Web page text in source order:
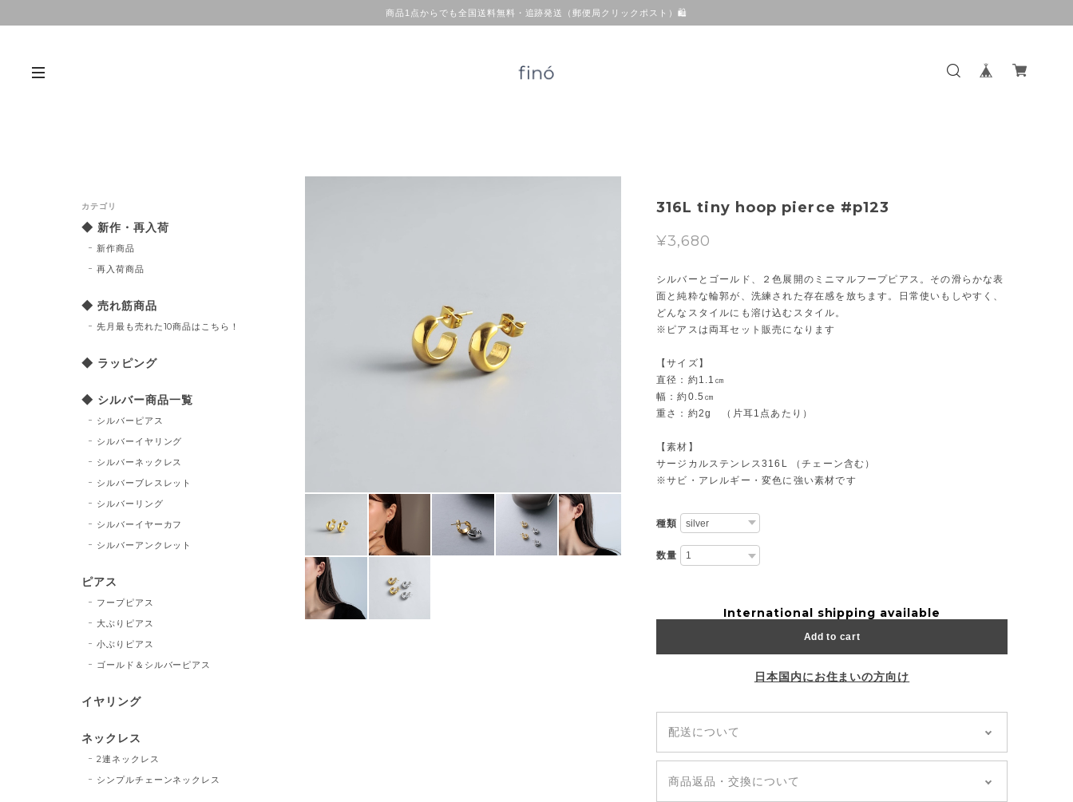
商品1点からでも全国送料無料・追跡発送（郵便局クリックポスト）🛍
316L tiny hoop pierce #p123
¥3,680
シルバーとゴールド、２色展開のミニマルフープピアス。その滑らかな表
面と純粋な輪郭が、洗練された存在感を放ちます。日常使いもしやすく、
どんなスタイルにも溶け込むスタイル。
※ピアスは両耳セット販売になります
【サイズ】
直径：約1.1㎝
幅：約0.5㎝
重さ：約2g （片耳1点あたり）
【素材】
サージカルステンレス316L （チェーン含む）
※サビ・アレルギー・変色に強い素材です
種類
数量
International shipping available
Add to cart
日本国内にお住まいの方向け
配送について
◆全国どこでも「送料無料」
◆追跡あり「郵便局クリックポスト」
商品返品・交換について
カテゴリ
◆ 新作・再入荷
新作商品
再入荷商品
◆ 売れ筋商品
先月最も売れた10商品はこちら！
◆ ラッピング
◆ シルバー商品一覧
シルバーピアス
シルバーイヤリング
シルバーネックレス
シルバーブレスレット
シルバーリング
シルバーイヤーカフ
シルバーアンクレット
ピアス
フープピアス
大ぶりピアス
小ぶりピアス
ゴールド＆シルバーピアス
イヤリング
ネックレス
2連ネックレス
シンプルチェーンネックレス